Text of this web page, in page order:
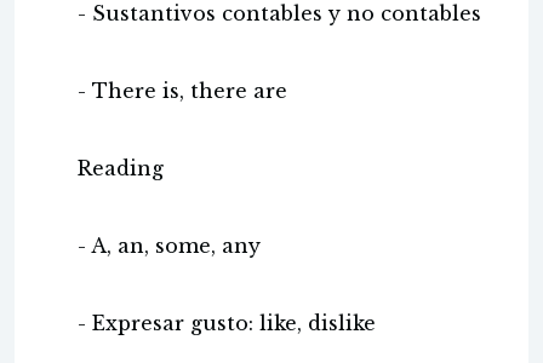
- Sustantivos contables y no contables
- There is, there are
Reading
- A, an, some, any
- Expresar gusto: like, dislike